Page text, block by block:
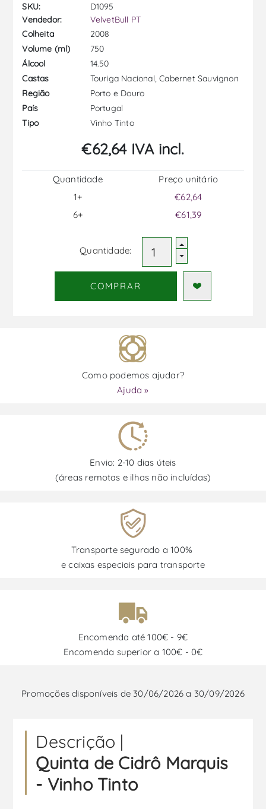
SKU:
D1095
Vendedor:
VelvetBull PT
Colheita
2008
Volume (ml)
750
Álcool
14.50
Castas
Touriga Nacional, Cabernet Sauvignon
Região
Porto e Douro
País
Portugal
Tipo
Vinho Tinto
€62,64 IVA incl.
Quantidade
1+
6+
Preço unitário
€62,64
€61,39
Quantidade:
COMPRAR
Como podemos ajudar?
Ajuda »
Envio: 2-10 dias úteis
(áreas remotas e ilhas não incluídas)
Transporte segurado a 100%
e caixas especiais para transporte
Encomenda até 100€ - 9€
Encomenda superior a 100€ - 0€
Promoções disponíveis de 30/06/2026 a 30/09/2026
Descrição |
Quinta de Cidrô Marquis
- Vinho Tinto